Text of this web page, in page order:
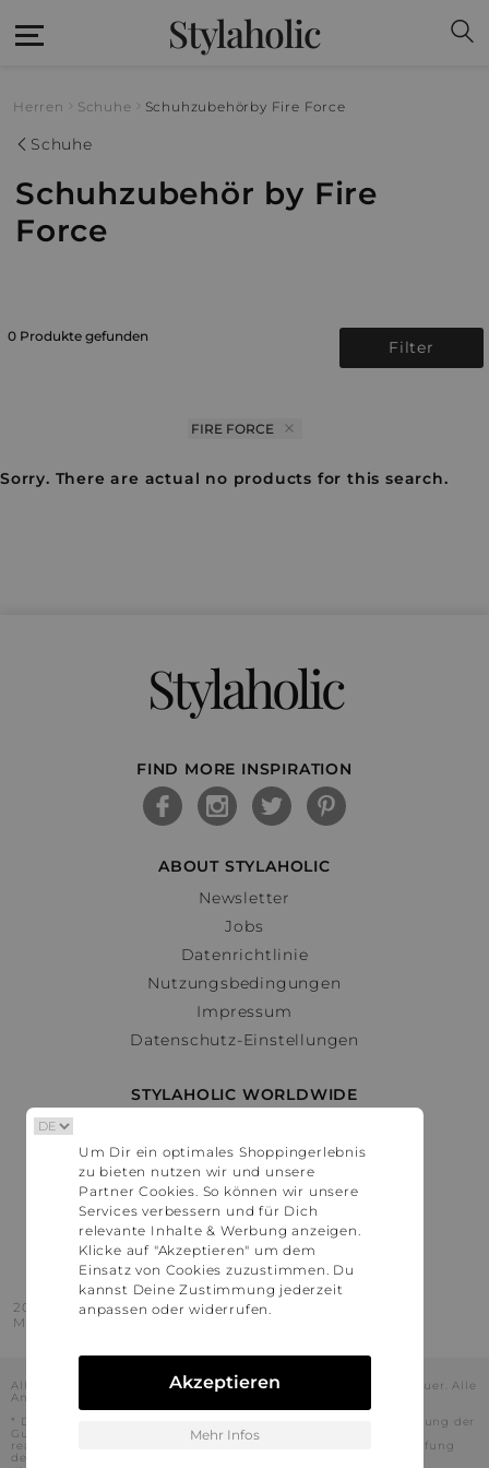
Stylaholic
Herren Schuhe Schuhzubehör by Fire Force
Schuhe
Schuhzubehör by Fire
Force
0 Produkte gefunden
Filter
FIRE FORCE
Sorry. There are actual no products for this search.
Stylaholic
FIND MORE INSPIRATION
ABOUT STYLAHOLIC
Newsletter
Jobs
Datenrichtlinie
Nutzungsbedingungen
Impressum
Datenschutz-Einstellungen
STYLAHOLIC WORLDWIDE
Österreich
Schweiz
France
United States
2016 - 2026 © Stylaholic.
Made for you with love in munich.
Alle Preise inkl. der jeweils geltenden gesetzlichen Mehrwertsteuer. Alle
Angaben ohne Gewähr.
* Die angezeigten Preise beinhalten Rabatte, die durch die Nutzung der
Gutschein-Codes auf den Seiten unserer Partner voraussichtlich
realisiert werden können. Stylaholic führt keine vollständige Prüfung
der Gutschein-Codes durch und es kann daher in Einzelfällen
Um Dir ein optimales Shoppingerlebnis
zu bieten nutzen wir und unsere
Partner Cookies. So können wir unsere
Services verbessern und für Dich
relevante Inhalte & Werbung anzeigen.
Klicke auf "Akzeptieren" um dem
Einsatz von Cookies zuzustimmen. Du
kannst Deine Zustimmung jederzeit
anpassen oder widerrufen.
Akzeptieren
Mehr Infos